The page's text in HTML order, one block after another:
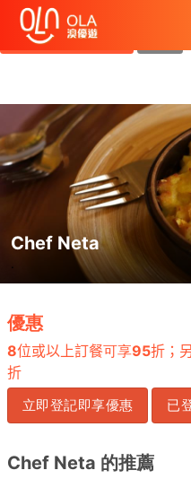
領取每日優惠券
查看`我的優惠記錄`
Chef Neta
.
優惠
8位或以上訂餐可享95折；
折
立即登記即享優惠 已
Chef Neta 的推薦